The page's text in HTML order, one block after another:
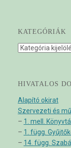
KATEGÓRIÁK
Kategóriák
HIVATALOS
Alapító okirat
Szervezeti és
– 1. mell.
– 1. függ.
– 14. függ.